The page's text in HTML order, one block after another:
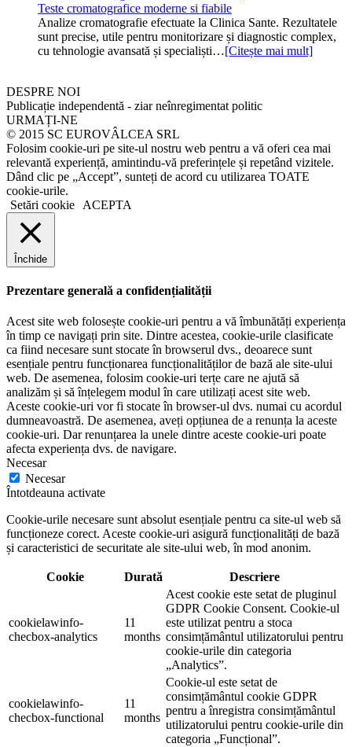
Teste cromatografice moderne si fiabile
Analize cromatografie efectuate la Clinica Sante. Rezultatele
sunt precise, utile pentru monitorizare și diagnostic complex,
cu tehnologie avansată și specialiști…[Citește mai mult]
DESPRE NOI
Publicație independentă - ziar neînregimentat politic
URMAȚI-NE
© 2015 SC EUROVÂLCEA SRL
Folosim cookie-uri pe site-ul nostru web pentru a vă oferi cea mai
relevantă experiență, amintindu-vă preferințele și repetând vizitele.
Dând clic pe „Accept”, sunteți de acord cu utilizarea TOATE
cookie-urile.
Setări cookie
ACEPTA
Închide
Prezentare generală a confidențialității
Acest site web folosește cookie-uri pentru a vă îmbunătăți experiența
în timp ce navigați prin site. Dintre acestea, cookie-urile clasificate
ca fiind necesare sunt stocate în browserul dvs., deoarece sunt
esențiale pentru funcționarea funcționalităților de bază ale site-ului
web. De asemenea, folosim cookie-uri terțe care ne ajută să
analizăm și să înțelegem modul în care utilizați acest site web.
Aceste cookie-uri vor fi stocate în browser-ul dvs. numai cu acordul
dumneavoastră. De asemenea, aveți opțiunea de a renunța la aceste
cookie-uri. Dar renunțarea la unele dintre aceste cookie-uri poate
afecta experiența dvs. de navigare.
Necesar
Necesar
Întotdeauna activate
Cookie-urile necesare sunt absolut esențiale pentru ca site-ul web să
funcționeze corect. Aceste cookie-uri asigură funcționalități de bază
și caracteristici de securitate ale site-ului web, în mod anonim.
Cookie Durată Descriere
cookielawinfo-
checbox-analytics
11
months
Acest cookie este setat de pluginul
GDPR Cookie Consent. Cookie-ul
este utilizat pentru a stoca
consimțământul utilizatorului pentru
cookie-urile din categoria
„Analytics”.
cookielawinfo-
checbox-functional
11
months
Cookie-ul este setat de
consimțământul cookie GDPR
pentru a înregistra consimțământul
utilizatorului pentru cookie-urile din
categoria „Funcțional”.